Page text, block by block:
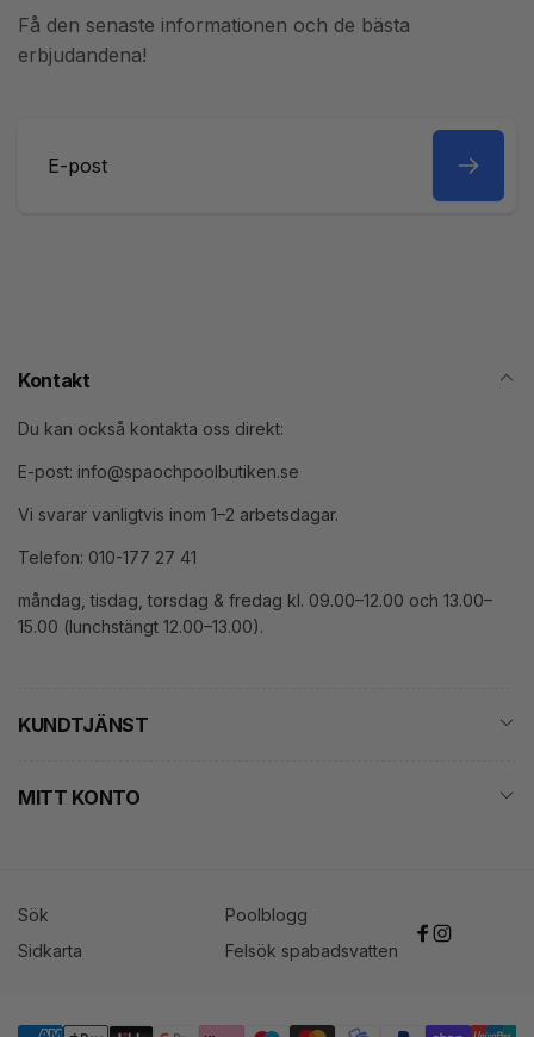
Få den senaste informationen och de bästa
erbjudandena!
Kontakt
Du kan också kontakta oss direkt:
E-post: info@spaochpoolbutiken.se
Vi svarar vanligtvis inom 1–2 arbetsdagar.
Telefon: 010-177 27 41
måndag, tisdag, torsdag & fredag kl. 09.00–12.00 och 13.00–
15.00 (lunchstängt 12.00–13.00).
KUNDTJÄNST
MITT KONTO
Sök
Poolblogg
Sidkarta
Felsök spabadsvatten Facebook
Instagram